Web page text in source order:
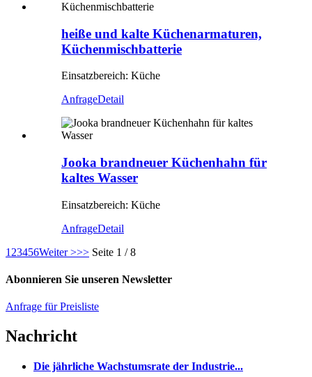
heiße und kalte Küchenarmaturen,
Küchenmischbatterie
Einsatzbereich: Küche
AnfrageDetail
Jooka brandneuer Küchenhahn für
kaltes Wasser
Einsatzbereich: Küche
AnfrageDetail
1 23456Weiter >>> Seite 1 / 8
Abonnieren Sie unseren Newsletter
Anfrage für Preisliste
Nachricht
Die jährliche Wachstumsrate der Industrie...